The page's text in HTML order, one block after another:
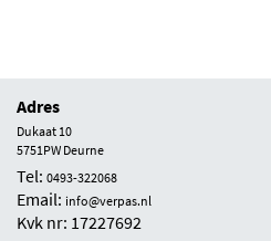
Adres
Dukaat 10
5751PW Deurne
Tel: 0493-322068
Email: info@verpas.nl
Kvk nr: 17227692